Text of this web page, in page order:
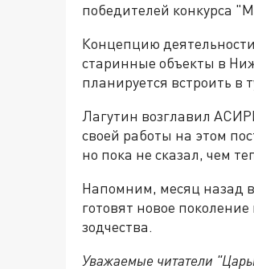
победителей конкурса
Концепцию
старинные объекты в
планируется встроить в
Лагутин возглавил
своей работы на этом
но пока не сказал, чем
Напомним, месяц назад
готовят новое
зодчества.
Уважаемые читатели